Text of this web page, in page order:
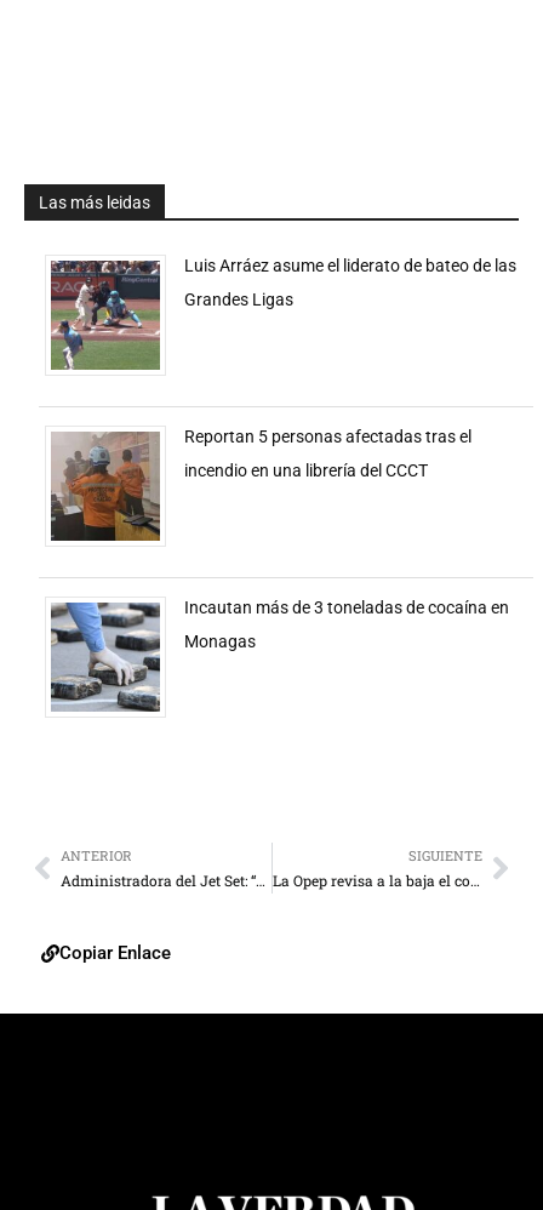
Las más leidas
Luis Arráez asume el liderato de bateo de las
Grandes Ligas
Reportan 5 personas afectadas tras el
incendio en una librería del CCCT
Incautan más de 3 toneladas de cocaína en
Monagas
ANTERIOR
Administradora del Jet Set: “Mi esposo me cubrió con su cuerpo”
SIGUIENTE
La Opep revisa a la baja el consumo de petróleo debido a los aranceles de EE. UU.
Copiar Enlace